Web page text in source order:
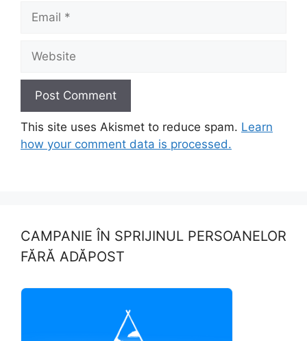
Email
Website
This site uses Akismet to reduce spam. Learn
how your comment data is processed.
CAMPANIE ÎN SPRIJINUL PERSOANELOR
FĂRĂ ADĂPOST